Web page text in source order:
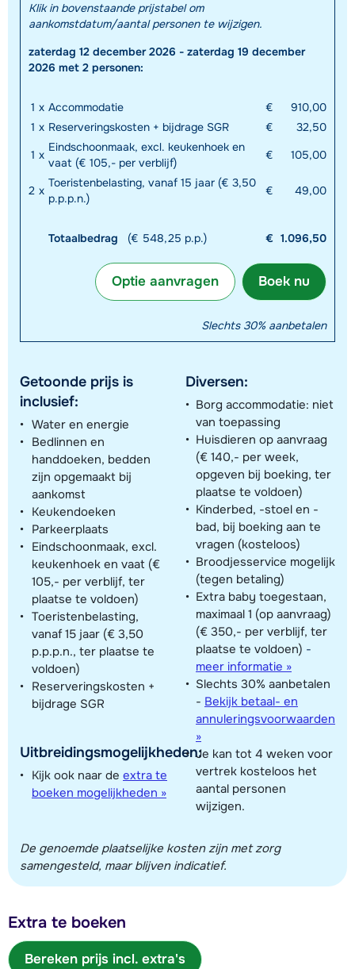
Klik in bovenstaande prijstabel om
aankomstdatum/aantal personen te wijzigen.
zaterdag 12 december 2026 - zaterdag 19 december
2026 met 2 personen:
1 x Accommodatie €
910,00
1 x Reserveringskosten + bijdrage SGR €
32,50
1 x
Eindschoonmaak, excl. keukenhoek en
vaat (€ 105,- per verblijf)
€ 105,00
2 x
Toeristenbelasting, vanaf 15 jaar (€ 3,50
p.p.p.n.)
€ 49,00
Totaalbedrag (€ 548,25 p.p.) € 1.096,50
Boek nu
Optie aanvragen
Slechts 30% aanbetalen
Getoonde prijs is
inclusief:
Water en energie
Bedlinnen en
handdoeken, bedden
zijn opgemaakt bij
aankomst
Keukendoeken
Parkeerplaats
Eindschoonmaak, excl.
keukenhoek en vaat (€
105,- per verblijf, ter
plaatse te voldoen)
Toeristenbelasting,
vanaf 15 jaar (€ 3,50
p.p.p.n., ter plaatse te
voldoen)
Reserveringskosten +
bijdrage SGR
Uitbreidingsmogelijkheden:
Kijk ook naar de extra te
boeken mogelijkheden »
Diversen:
Borg accommodatie: niet
van toepassing
Huisdieren op aanvraag
(€ 140,- per week,
opgeven bij boeking, ter
plaatse te voldoen)
Kinderbed, -stoel en -
bad, bij boeking aan te
vragen (kosteloos)
Broodjesservice mogelijk
(tegen betaling)
Extra baby toegestaan,
maximaal 1 (op aanvraag)
(€ 350,- per verblijf, ter
plaatse te voldoen) -
meer informatie »
Slechts 30% aanbetalen
- Bekijk betaal- en
annuleringsvoorwaarden
»
Je kan tot 4 weken voor
vertrek kosteloos het
aantal personen
wijzigen.
De genoemde plaatselijke kosten zijn met zorg
samengesteld, maar blijven indicatief.
Extra te boeken
Bereken prijs incl. extra's